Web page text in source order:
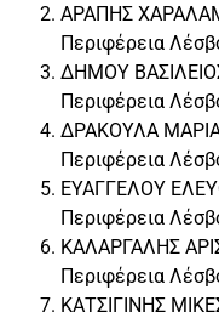
ΑΡΑΠΗΣ
Περιφέρεια
ΔΗΜΟΥ
Περιφέρεια
ΔΡΑΚΟΥΛΑ
Περιφέρεια
ΕΥΑΓΓΕΛΟΥ
Περιφέρεια
ΚΑΛΑΡΓΑΛΗΣ
Περιφέρεια
ΚΑΤΣΙΓΙΝΗΣ